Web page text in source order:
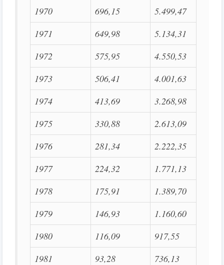
1970 696,15
5.499,47
1971
649,98
5.134,31
1972
575,95
4.550,53
1973
506,41
4.001,63
1974
413,69
3.268,98
1975
330,88
2.613,09
1976
281,34
2.222,35
1977
224,32
1.771,13
1978
175,91
1.389,70
1979
146,93
1.160,60
1980
116,09
917,55
1981
93,28
736,13